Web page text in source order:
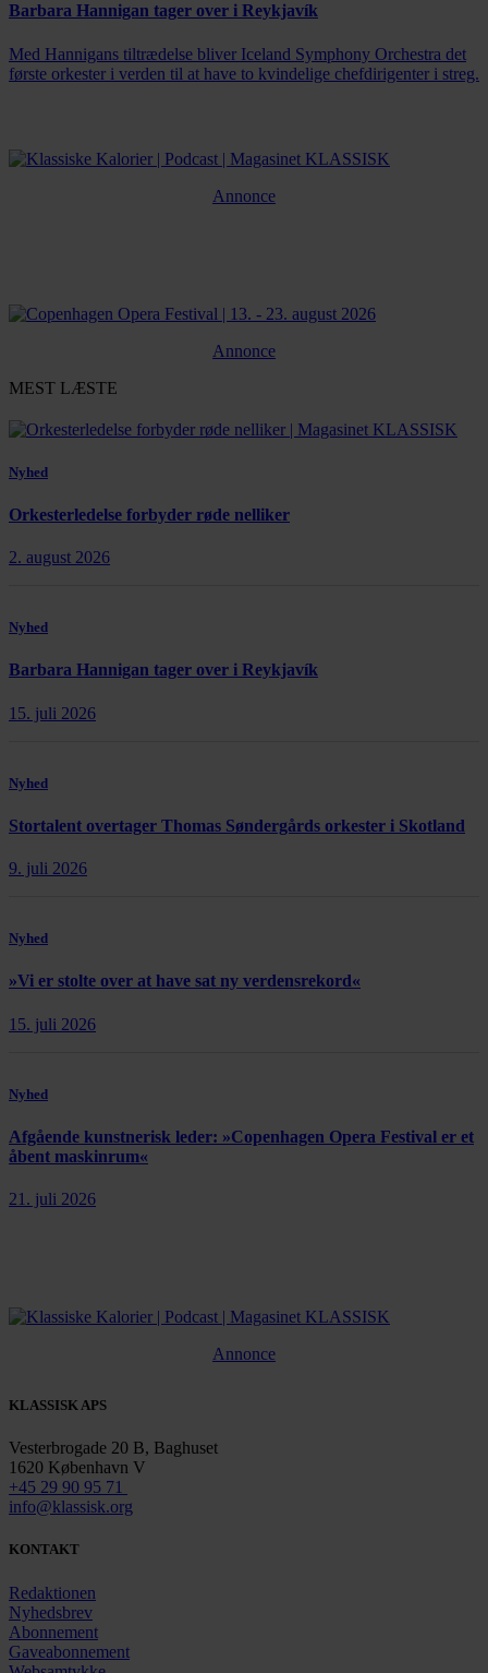
Barbara Hannigan tager over i Reykjavík
Med Hannigans tiltrædelse bliver Iceland Symphony Orchestra det
første orkester i verden til at have to kvindelige chefdirigenter i streg.
Annonce
Annonce
MEST LÆSTE
Nyhed
Orkesterledelse forbyder røde nelliker
2. august 2026
Nyhed
Barbara Hannigan tager over i Reykjavík
15. juli 2026
Nyhed
Stortalent overtager Thomas Søndergårds orkester i Skotland
9. juli 2026
Nyhed
»Vi er stolte over at have sat ny verdensrekord«
15. juli 2026
Nyhed
Afgående kunstnerisk leder: »Copenhagen Opera Festival er et
åbent maskinrum«
21. juli 2026
Annonce
KLASSISK APS
Vesterbrogade 20 B, Baghuset
1620 København V
+45 29 90 95 71
info@klassisk.org
KONTAKT
Redaktionen
Nyhedsbrev
Abonnement
Gaveabonnement